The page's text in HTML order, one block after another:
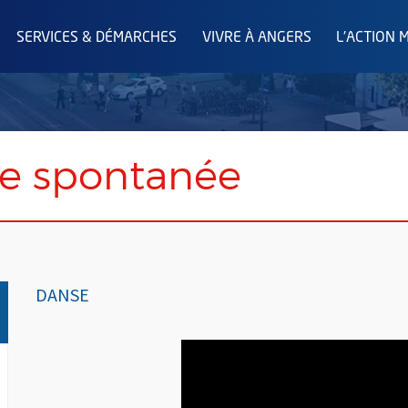
SERVICES & DÉMARCHES VIVRE À ANGERS L'ACTION
spontanée
DANSE